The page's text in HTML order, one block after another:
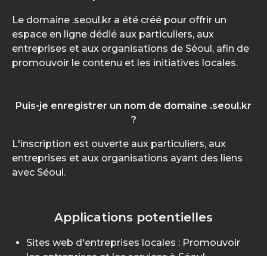
Le domaine .seoul.kr a été créé pour offrir un
espace en ligne dédié aux particuliers, aux
entreprises et aux organisations de Séoul, afin de
promouvoir le contenu et les initiatives locales.
Puis-je enregistrer un nom de domaine .seoul.kr
?
L'inscription est ouverte aux particuliers, aux
entreprises et aux organisations ayant des liens
avec Séoul.
Applications potentielles
Sites web d'entreprises locales : Promouvoir